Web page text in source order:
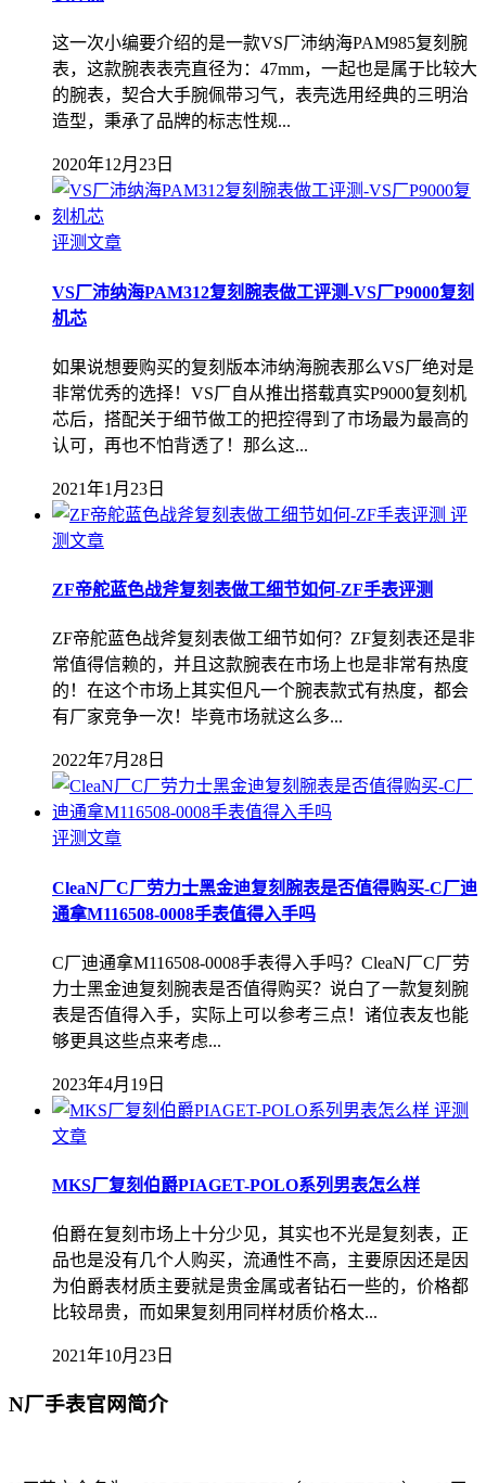
这一次小编要介绍的是一款VS厂沛纳海PAM985复刻腕
表，这款腕表表壳直径为：47mm，一起也是属于比较大
的腕表，契合大手腕佩带习气，表壳选用经典的三明治
造型，秉承了品牌的标志性规...
2020年12月23日
评测文章
VS厂沛纳海PAM312复刻腕表做工评测-VS厂P9000复刻
机芯
如果说想要购买的复刻版本沛纳海腕表那么VS厂绝对是
非常优秀的选择！VS厂自从推出搭载真实P9000复刻机
芯后，搭配关于细节做工的把控得到了市场最为最高的
认可，再也不怕背透了！那么这...
2021年1月23日
评
测文章
ZF帝舵蓝色战斧复刻表做工细节如何-ZF手表评测
ZF帝舵蓝色战斧复刻表做工细节如何？ZF复刻表还是非
常值得信赖的，并且这款腕表在市场上也是非常有热度
的！在这个市场上其实但凡一个腕表款式有热度，都会
有厂家竞争一次！毕竟市场就这么多...
2022年7月28日
评测文章
CleaN厂C厂劳力士黑金迪复刻腕表是否值得购买-C厂迪
通拿M116508-0008手表值得入手吗
C厂迪通拿M116508-0008手表得入手吗？CleaN厂C厂劳
力士黑金迪复刻腕表是否值得购买？说白了一款复刻腕
表是否值得入手，实际上可以参考三点！诸位表友也能
够更具这些点来考虑...
2023年4月19日
评测
文章
MKS厂复刻伯爵PIAGET-POLO系列男表怎么样
伯爵在复刻市场上十分少见，其实也不光是复刻表，正
品也是没有几个人购买，流通性不高，主要原因还是因
为伯爵表材质主要就是贵金属或者钻石一些的，价格都
比较昂贵，而如果复刻用同样材质价格太...
2021年10月23日
N厂手表官网简介